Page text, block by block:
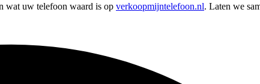
wat uw telefoon waard is op verkoopmijntelefoon.nl. Laten we